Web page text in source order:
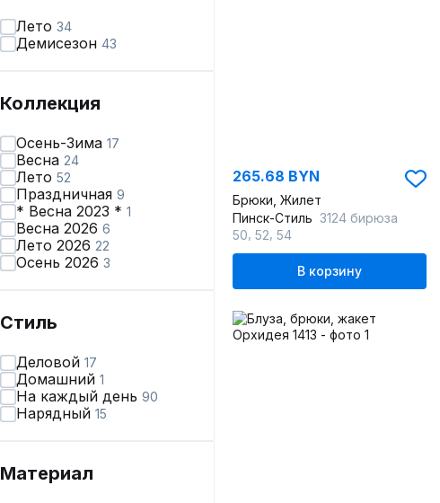
Лето 34
Демисезон 43
Коллекция
Осень-Зима 17
Весна 24
Лето 52
Праздничная 9
* Весна 2023 * 1
Весна 2026 6
Лето 2026 22
Осень 2026 3
Стиль
Деловой 17
Домашний 1
На каждый день 90
Нарядный 15
Материал
265.68 BYN
Брюки, Жилет
Пинск-Стиль 3124 бирюза
50 52 54
В корзину